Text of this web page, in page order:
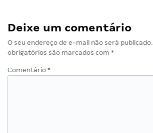
Deixe um comentário
O seu endereço de e-mail não será publicado.
obrigatórios são marcados com *
Comentário *